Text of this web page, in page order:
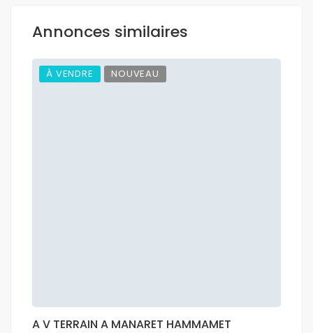
Annonces similaires
À VENDRE NOUVEAU
A V TERRAIN A MANARET HAMMAMET